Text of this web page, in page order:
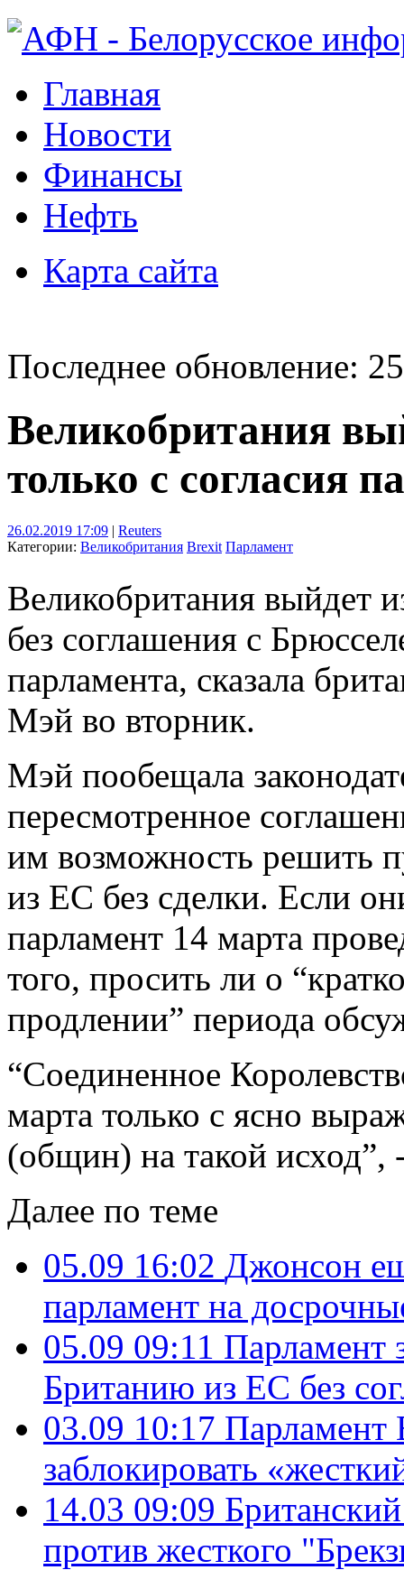
Главная
Новости
Финансы
Нефть
Карта сайта
Последнее обновление:
Великобритания
только с согласия
26.02.2019 17:09 | Reuters
Категории: Великобритания Brexit Парламент
Великобритания выйдет
без соглашения с
парламента, сказала
Мэй во вторник.
Мэй пообещала
пересмотренное
им возможность решить
из ЕС без сделки. Если
парламент 14 марта
того, просить ли о
продлении” периода
“Соединенное
марта только с ясно
(общин) на такой исход”,
Далее по теме
05.09 16:02 Джонсон
парламент на
05.09 09:11 Парламент
Британию из ЕС без
03.09 10:17 Парламент
заблокировать
14.03 09:09
против жесткого